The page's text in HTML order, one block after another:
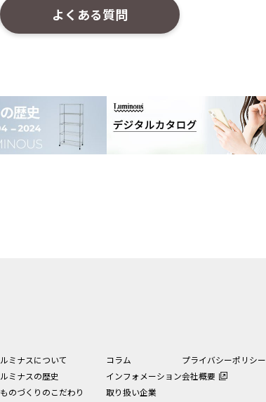
よくある質問
ルミナスについて
ルミナスの歴史
ものづくりのこだわり
コラム
インフォメーション
取り扱い企業
プライバシーポリシー
会社概要